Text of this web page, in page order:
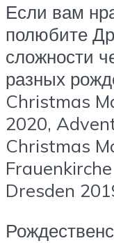
Если вам
полюбите
сложности
разных
Christmas
2020,
Christmas
Dresden